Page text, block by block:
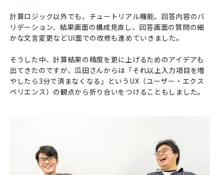
計算ロジック以外でも、チュートリアル機能、回答内容のバ
リデーション、結果画面の構成見直し、回答画面の質問の細
かな文言変更などUI面での改修も進めていきました。
そうした中、計算結果の精度を更に上げるためのアイデアも
出てきたのですが、瓜田さんからは「それ以上入力項目を増
やしたら3分で済まなくなる」というUX（ユーザー・エクス
ペリエンス）の観点から折り合いをつけることもしました。